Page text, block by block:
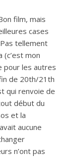
film, mais
cases
tellement
(c’est mon
pour les autres
de 20th/21th
qui renvoie de
début du
et la
aucune
n’ont pas